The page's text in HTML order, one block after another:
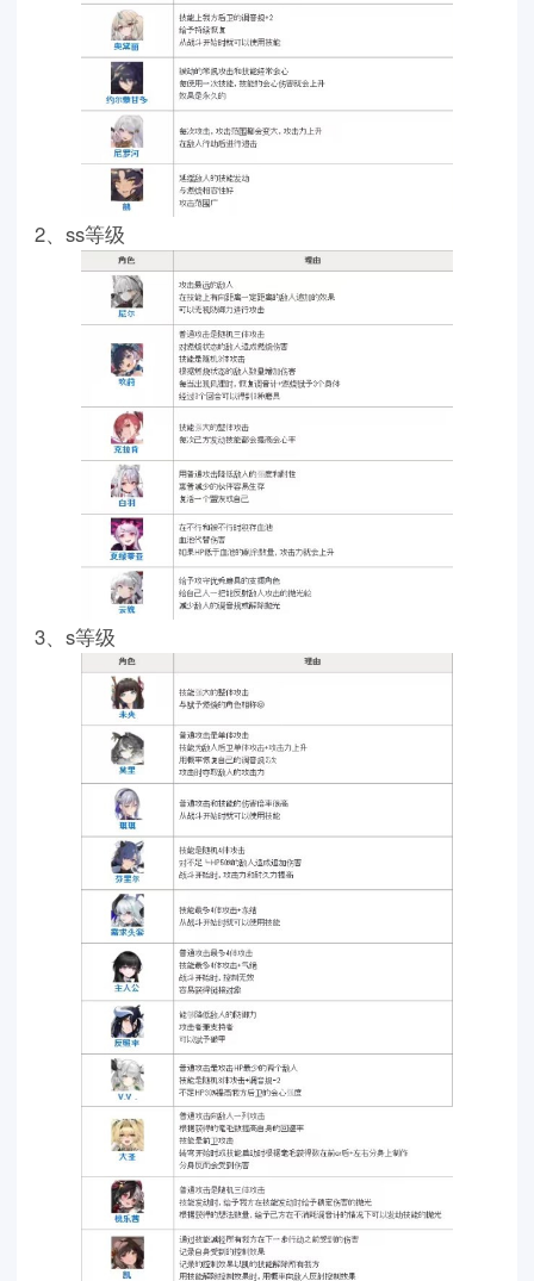
2、ss等级
3、s等级